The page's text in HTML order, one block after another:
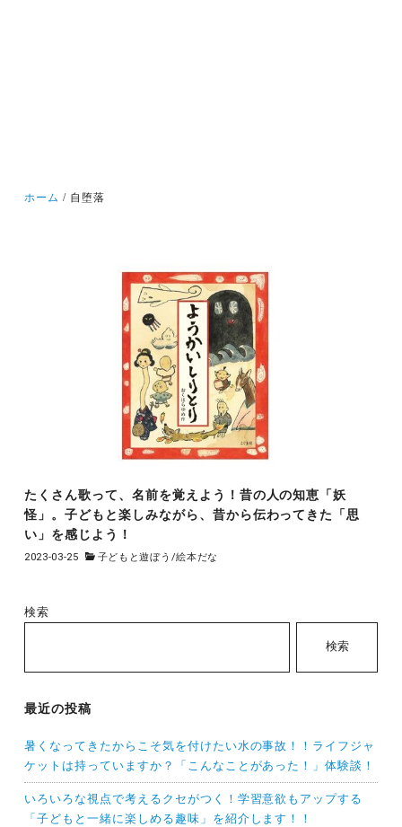
ホーム 自堕落
たくさん歌って、名前を覚えよう！昔の人の知恵「妖
怪」。子どもと楽しみながら、昔から伝わってきた「思
い」を感じよう！
2023-03-25 子どもと遊ぼう /絵本だな
検索
検索
最近の投稿
暑くなってきたからこそ気を付けたい水の事故！！ライフジャ
ケットは持っていますか？「こんなことがあった！」体験談！
いろいろな視点で考えるクセがつく！学習意欲もアップする
「子どもと一緒に楽しめる趣味」を紹介します！！